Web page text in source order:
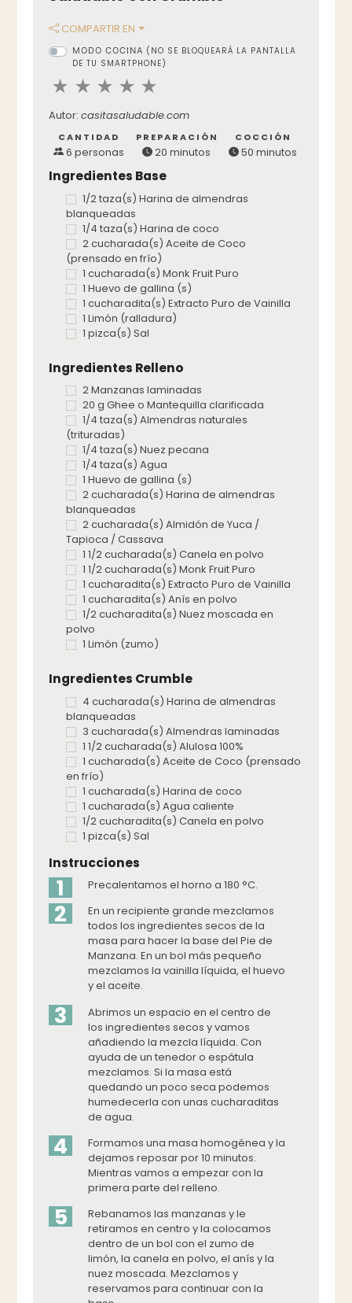
COMPARTIR EN
MODO COCINA (NO SE BLOQUEARÁ LA PANTALLA
DE TU SMARTPHONE)
Autor:casitasaludable.com
CANTIDAD
6 personas
PREPARACIÓN
20 minutos
COCCIÓN
50 minutos
Ingredientes Base
1/2 taza(s) Harina de almendras
blanqueadas
1/4 taza(s) Harina de coco
2 cucharada(s) Aceite de Coco
(prensado en frío)
1 cucharada(s) Monk Fruit Puro
1 Huevo de gallina (s)
1 cucharadita(s) Extracto Puro de Vainilla
1 Limón (ralladura)
1 pizca(s) Sal
Ingredientes Relleno
2 Manzanas laminadas
20 g Ghee o Mantequilla clarificada
1/4 taza(s) Almendras naturales
(trituradas)
1/4 taza(s) Nuez pecana
1/4 taza(s) Agua
1 Huevo de gallina (s)
2 cucharada(s) Harina de almendras
blanqueadas
2 cucharada(s) Almidón de Yuca /
Tapioca / Cassava
1 1/2 cucharada(s) Canela en polvo
1 1/2 cucharada(s) Monk Fruit Puro
1 cucharadita(s) Extracto Puro de Vainilla
1 cucharadita(s) Anís en polvo
1/2 cucharadita(s) Nuez moscada en
polvo
1 Limón (zumo)
Ingredientes Crumble
4 cucharada(s) Harina de almendras
blanqueadas
3 cucharada(s) Almendras laminadas
1 1/2 cucharada(s) Alulosa 100%
1 cucharada(s) Aceite de Coco (prensado
en frío)
1 cucharada(s) Harina de coco
1 cucharada(s) Agua caliente
1/2 cucharadita(s) Canela en polvo
1 pizca(s) Sal
Instrucciones
1 Precalentamos el horno a 180 °C.
2
En un recipiente grande mezclamos
todos los ingredientes secos de la
masa para hacer la base del Pie de
Manzana. En un bol más pequeño
mezclamos la vainilla líquida, el huevo
y el aceite.
3
Abrimos un espacio en el centro de
los ingredientes secos y vamos
añadiendo la mezcla líquida. Con
ayuda de un tenedor o espátula
mezclamos. Si la masa está
quedando un poco seca podemos
humedecerla con unas cucharaditas
de agua.
4
Formamos una masa homogénea y la
dejamos reposar por 10 minutos.
Mientras vamos a empezar con la
primera parte del relleno.
5
Rebanamos las manzanas y le
retiramos en centro y la colocamos
dentro de un bol con el zumo de
limón, la canela en polvo, el anís y la
nuez moscada. Mezclamos y
reservamos para continuar con la